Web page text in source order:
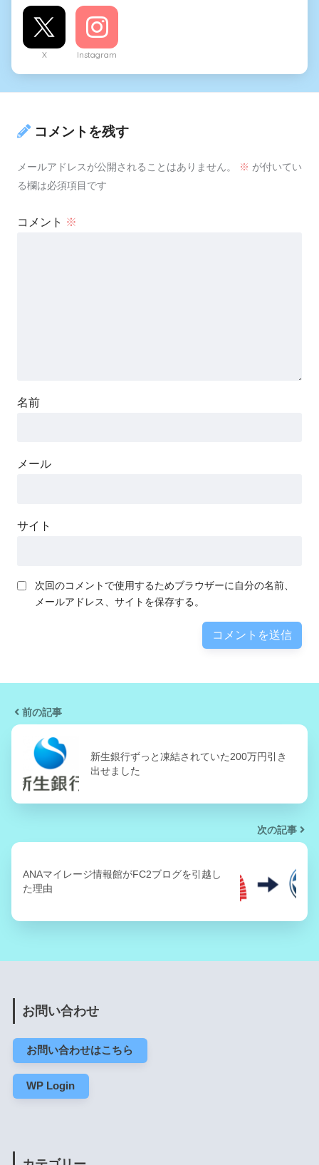
X Instagram
コメントを残す
メールアドレスが公開されることはありません。 ※ が付いてい
る欄は必須項目です
コメント ※
名前
メール
サイト
次回のコメントで使用するためブラウザーに自分の名前、
メールアドレス、サイトを保存する。
前の記事
新生銀行ずっと凍結されていた200万円引き
出せました
次の記事
ANAマイレージ情報館がFC2ブログを引越し
た理由
お問い合わせ
お問い合わせはこちら
WP Login